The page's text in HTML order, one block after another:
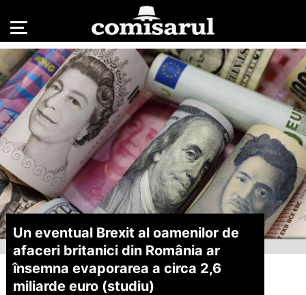
Un eventual Brexit al oamenilor de
afaceri britanici din România ar
însemna evaporarea a circa 2,6
miliarde euro (studiu)